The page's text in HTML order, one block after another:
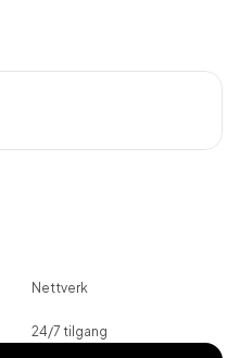
Nettverk
24/7 tilgang